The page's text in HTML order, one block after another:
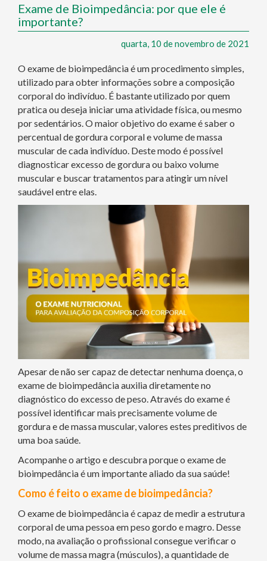
Exame de Bioimpedância: por que ele é
importante?
quarta, 10 de novembro de 2021
O exame de bioimpedância é um procedimento simples,
utilizado para obter informações sobre a composição
corporal do indivíduo. É bastante utilizado por quem
pratica ou deseja iniciar uma atividade física, ou mesmo
por sedentários. O maior objetivo do exame é saber o
percentual de gordura corporal e volume de massa
muscular de cada indivíduo. Deste modo é possível
diagnosticar excesso de gordura ou baixo volume
muscular e buscar tratamentos para atingir um nível
saudável entre elas.
Apesar de não ser capaz de detectar nenhuma doença, o
exame de bioimpedância auxilia diretamente no
diagnóstico do excesso de peso. Através do exame é
possível identificar mais precisamente volume de
gordura e de massa muscular, valores estes preditivos de
uma boa saúde.
Acompanhe o artigo e descubra porque o exame de
bioimpedância é um importante aliado da sua saúde!
Como é feito o exame de bioimpedância?
O exame de bioimpedância é capaz de medir a estrutura
corporal de uma pessoa em peso gordo e magro. Desse
modo, na avaliação o profissional consegue verificar o
volume de massa magra (músculos), a quantidade de